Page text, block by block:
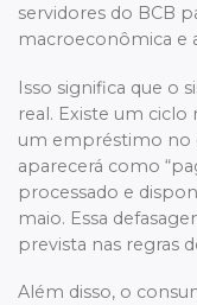
servidores do BCB
macroeconômica e
Isso significa que o
real. Existe um ciclo
um empréstimo no
aparecerá como
processado e
maio. Essa
prevista nas regras
Além disso, o